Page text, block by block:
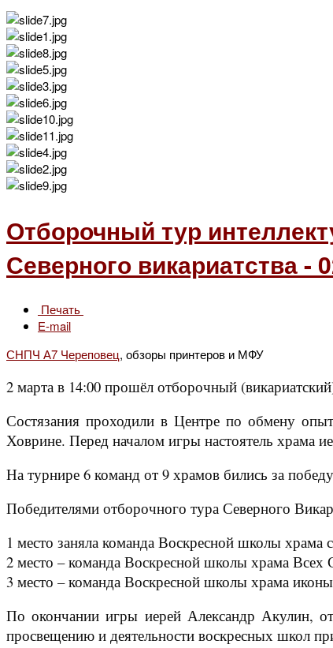
Отборочный тур
Северного викариатства -
Печать
E-mail
СНПЧ А7 Череповец, обзоры принтеров и МФУ
2 марта в 14:00 прошёл отборочный
Состязания проходили в Центре по обмену
Ховрине. Перед началом игры настоятель храма
На турнире 6 команд от 9 храмов бились за
Победителями отборочного тура Северного
1 место заняла команда Воскресной школы храма
2 место – команда Воскресной школы храма Всех
3 место – команда Воскресной школы храма
По окончании игры иерей Александр Акулин,
просвещению и деятельности воскресных школ